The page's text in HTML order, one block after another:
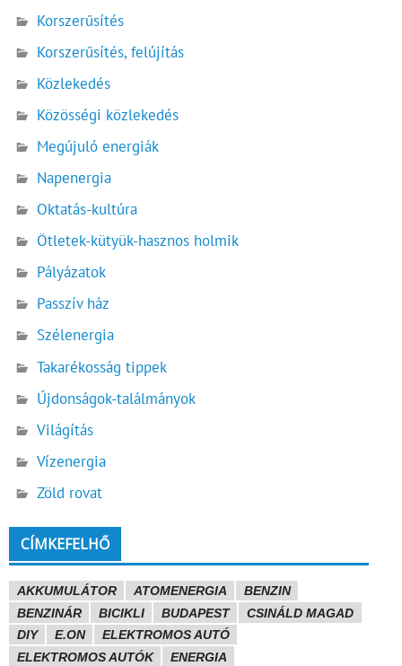
Korszerűsítés
Korszerűsítés, felújítás
Közlekedés
Közösségi közlekedés
Megújuló energiák
Napenergia
Oktatás-kultúra
Ötletek-kütyük-hasznos holmik
Pályázatok
Passzív ház
Szélenergia
Takarékosság tippek
Újdonságok-találmányok
Világítás
Vízenergia
Zöld rovat
CÍMKEFELHŐ
AKKUMULÁTOR ATOMENERGIA
BENZIN
BENZINÁR
BICIKLI BUDAPEST
CSINÁLD MAGAD
DIY
E.ON
ELEKTROMOS AUTÓ
ELEKTROMOS AUTÓK
ENERGIA